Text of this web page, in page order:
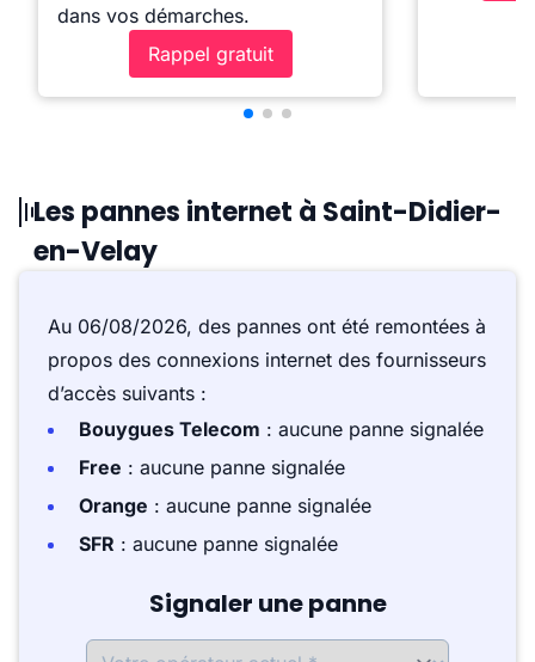
dans vos démarches.
Rappel gratuit
Les pannes internet à Saint-Didier-
en-Velay
Au 06/08/2026, des pannes ont été remontées à
propos des connexions internet des fournisseurs
d’accès suivants :
Bouygues Telecom : aucune panne signalée
Free : aucune panne signalée
Orange : aucune panne signalée
SFR : aucune panne signalée
Signaler une panne